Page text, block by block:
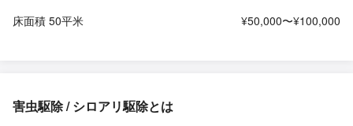
床面積 50平米 ¥50,000〜¥100,000
害虫駆除 / シロアリ駆除とは